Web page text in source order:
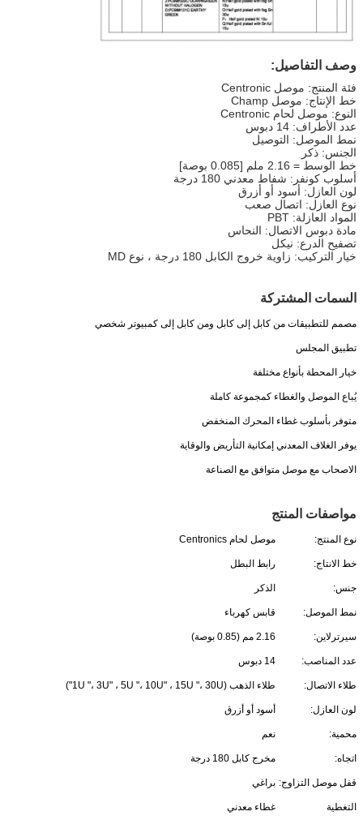
وصف التفاصيل:
فئة المنتج: موصل Centronic
خط الإنتاج: موصل Champ
النوع: موصل لحام Centronic
عدد الأطراف: 14 دبوس
نمط الموصل: التوصيل
الجنس: ذكر
خط الوسط = 2.16 ملم [0.085 بوصة]
أسلوب كونفر: شفاط معدني 180 درجة
لون العازل: أسود أو أزرق
نوع العازل: اتصال صعب
المواد العازلة: PBT
مادة دبوس الاتصال: النحاس
تصفيح الدرع: نيكل
خيار التركيب: زاوية خروج الكابل 180 درجة ، نوع MD
السمات المشتركة
مصمم للتطبيقات من كابل إلى كابل ومن كابل إلى كمبيوتر شخصي
تطبيق المجلس
خيار المحطة بأنواع مختلفة
يُباع الموصل والغطاء كمجموعة كاملة
متوفر بأسلوب غطاء المحرك المنخفض
يوفر الغلاف المعدني إمكانية التأريض والوقاية
الاصحاب مع موصل متوافق مع الصناعة
مواصفات المنتج
نوع المنتج: موصل لحام Centronics
خط الانتاج: رابط البطل
جنس: الذكر
نمط الموصل: قابس كهرباء
سيرترلاين: 2.16 مم (0.85 بوصة)
عدد المناصب: 14 دبوس
طلاء الاتصال: طلاء الذهب (1U "، 3U" ، 5U "، 10U" ، 15U "، 30U")
لون العازل: أسود أو أزرق
محمية: نعم
اتجاه: مخرج كابل 180 درجة
قفل موصل التزاوج: براغي
التغطية غطاء معدني